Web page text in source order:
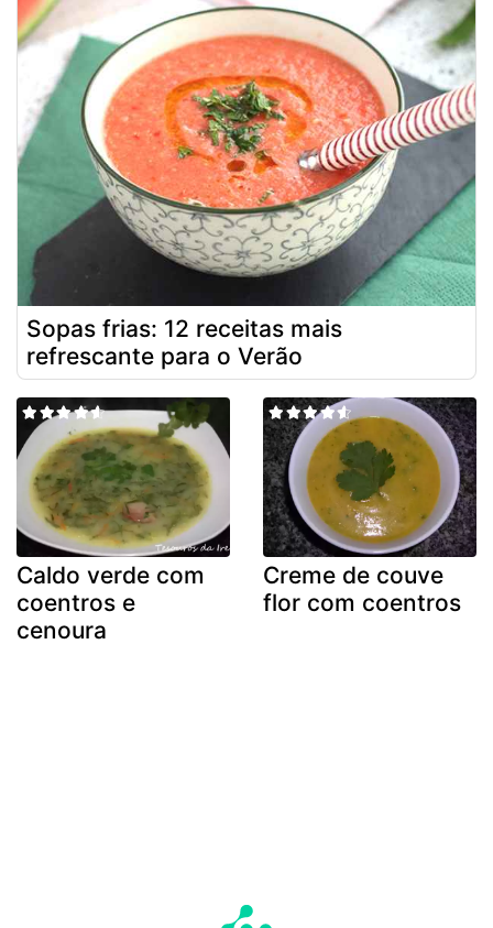
Sopas frias: 12 receitas mais
refrescante para o Verão
Caldo verde com
coentros e
cenoura
Creme de couve
flor com coentros